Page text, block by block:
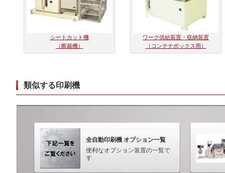
シートカット機
（断裁機）
ワーク供給装置・収納装置
（コンテナボックス用）
類似する印刷機
全自動印刷機 オプション一覧
便利なオプション装置の一覧で
す